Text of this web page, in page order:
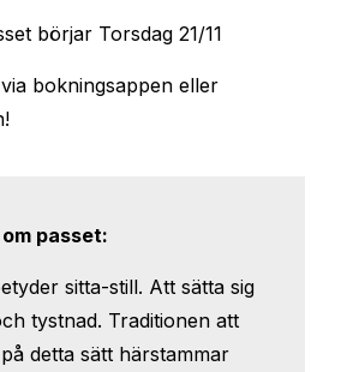
börjar Torsdag 21/11
bokningsappen eller
passet:
sitta-still. Att sätta sig
tystnad. Traditionen att
detta sätt härstammar